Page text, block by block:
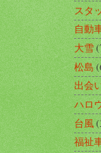
スタ
自動
大雪
松島
出会
ハロ
台風
福祉